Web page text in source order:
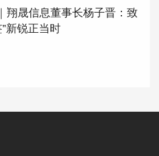
翔晟信息董事长杨子晋：致
新锐正当时